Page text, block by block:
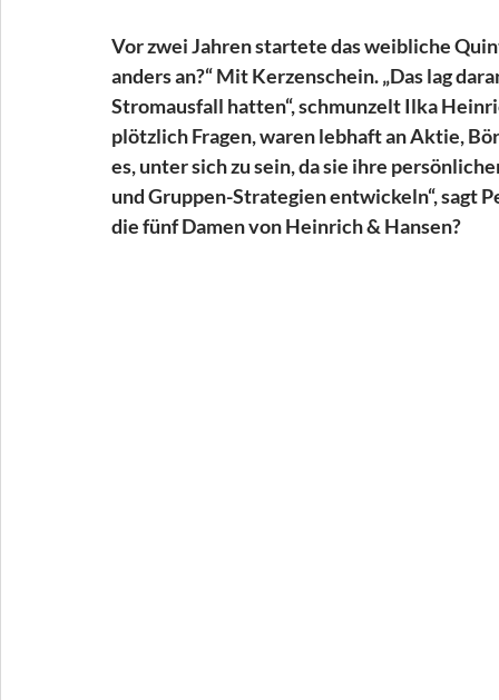
Vor zwei Jahren startete das weibliche
anders an?“ Mit Kerzenschein. „Das lag
Stromausfall hatten“, schmunzelt Ilka
plötzlich Fragen, waren lebhaft an Aktie,
es, unter sich zu sein, da sie ihre
und Gruppen-Strategien entwickeln“, sagt
die fünf Damen von Heinrich & Hansen?